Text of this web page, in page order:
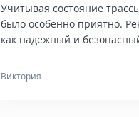
Учитывая состояние
было особенно приятно.
как надежный и
Виктория